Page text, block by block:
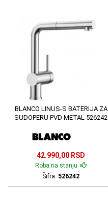
BLANCO LINUS-S BATERIJA ZA
SUDOPERU PVD METAL 526242
42.990,00 RSD
Roba na stanju
Šifra: 526242